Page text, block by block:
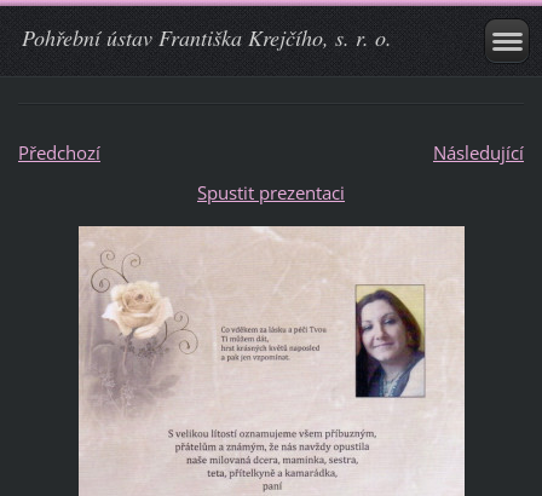
Pohřební ústav Františka Krejčího, s. r. o.
Předchozí
Následující
Spustit prezentaci